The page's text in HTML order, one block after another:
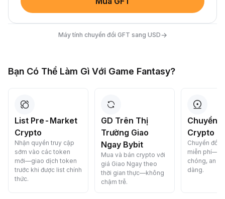
Máy tính chuyển đổi GFT sang USD→
Bạn Có Thể Làm Gì Với Game Fantasy?
List Pre-Market
Crypto
Nhận quyền truy cập
sớm vào các token
mới—giao dịch token
trước khi được list chính
thức.
GD Trên Thị
Trường Giao
Ngay Bybit
Mua và bán crypto với
giá Giao Ngay theo
thời gian thực—không
chậm trễ.
Chuyển
Crypto
Chuyển đổi
miễn
chóng, an
dàng.